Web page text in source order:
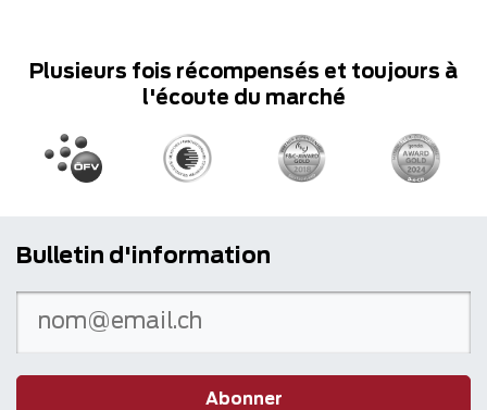
Plusieurs fois récompensés et toujours à
l'écoute du marché
Bulletin d'information
Abonner